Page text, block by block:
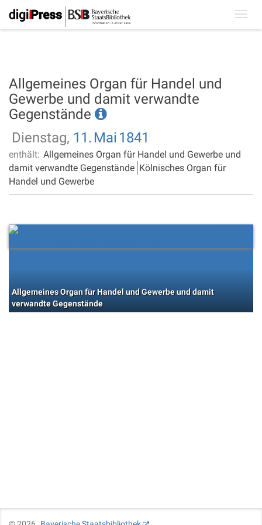
Allgemeines Organ für Handel und
Gewerbe und damit verwandte
Gegenstände
Dienstag, 11. Mai 1841
enthält: Allgemeines Organ für Handel und Gewerbe und
damit verwandte Gegenstände Kölnisches Organ für
Handel und Gewerbe
Allgemeines Organ für Handel und Gewerbe und damit
verwandte Gegenstände